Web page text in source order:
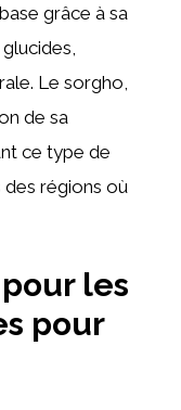
grâce à sa
Le sorgho,
de sa
ce type de
régions où
les
pour